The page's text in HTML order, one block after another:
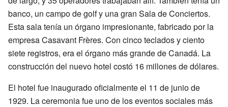
banco, un campo de golf y una gran Sala de Conciertos.
Esta sala tenía un órgano impresionante, fabricado por la
empresa Casavant Frères. Con cinco teclados y ciento
siete registros, era el órgano más grande de Canadá. La
construcción del nuevo hotel costó 16 millones de dólares.
El hotel fue inaugurado oficialmente el 11 de junio de
1929. La ceremonia fue uno de los eventos sociales más